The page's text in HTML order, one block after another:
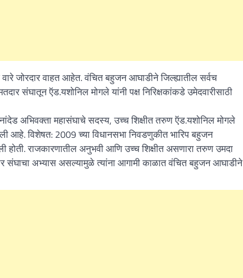
जोरदार वाहत आहेत. वंचित बहुजन आघाडीने जिल्ह्यातील सर्वच
संघातून ऍड.यशोनिल मोगले यांनी पक्ष निरिक्षकांकडे उमेदवारीसाठी
अभिवक्ता महासंघाचे सदस्य, उच्च शिक्षीत तरुण ऍड.यशोनिल मोगले
आहे. विशेषत: 2009 च्या विधानसभा निवडणुकीत भारिप बहुजन
होती. राजकारणातील अनुभवी आणि उच्च शिक्षीत असणारा तरुण उमदा
संघाचा अभ्यास असल्यामुळे त्यांना आगामी काळात वंचित बहुजन आघाडीने